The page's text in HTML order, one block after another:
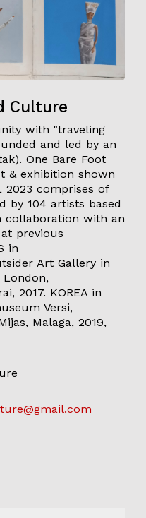
Culture
with "traveling
and led by an
One Bare Foot
& exhibition shown
2023 comprises of
by 104 artists based
collaboration with an
previous
in
Art Gallery in
London,
2017. KOREA in
Versi,
Malaga, 2019,